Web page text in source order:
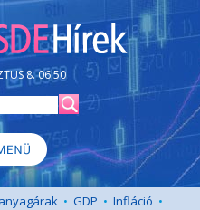
8. 06:50
• GDP • Infláció •